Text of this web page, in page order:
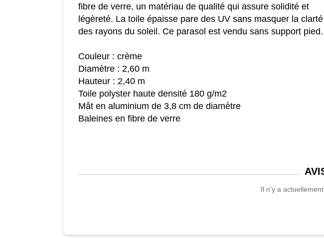
fibre de verre, un matériau de qualité qui assure solidité et
légèreté. La toile épaisse pare des UV sans masquer la clarté
des rayons du soleil. Ce parasol est vendu sans support pied.
Couleur : crème
Diamètre : 2,60 m
Hauteur : 2,40 m
Toile polyster haute densité 180 g/m2
Mât en aluminium de 3,8 cm de diamètre
Baleines en fibre de verre
Il n'y a